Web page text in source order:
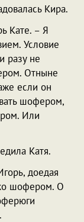
Кира.
Кате. – Я
Условие
разу не
Отныне
если он
шофером,
Или
Катя.
доедая
шофером. О